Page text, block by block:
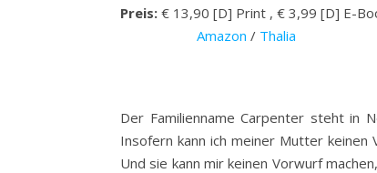
Preis: € 13,90 [D] Print , € 3,99 [D] E-
Amazon / Thalia
Der Familienname Carpenter steht in
Insofern kann ich meiner Mutter keinen
Und sie kann mir keinen Vorwurf